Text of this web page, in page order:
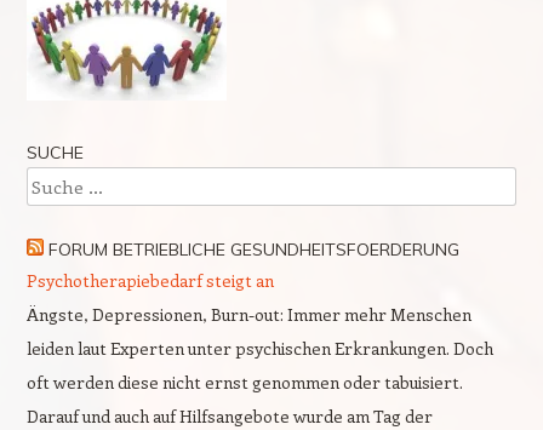
SUCHE
Suche
FORUM BETRIEBLICHE GESUNDHEITSFOERDERUNG
Psychotherapiebedarf steigt an
Ängste, Depressionen, Burn-out: Immer mehr Menschen
leiden laut Experten unter psychischen Erkrankungen. Doch
oft werden diese nicht ernst genommen oder tabuisiert.
Darauf und auch auf Hilfsangebote wurde am Tag der